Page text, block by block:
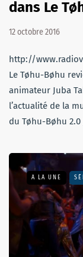
dans Le
12 octobre 2016
http://
Le Tøhu-Bøhu
animateur Juba
l’actualité de la
du Tøhu-Bøhu
A LA UNE